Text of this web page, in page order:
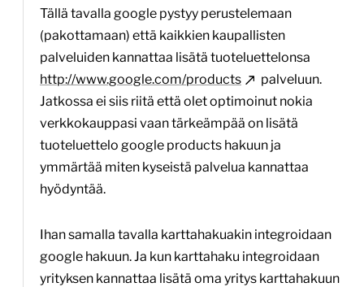
Tällä tavalla google pystyy perustelemaan
(pakottamaan) että kaikkien kaupallisten
palveluiden kannattaa lisätä tuoteluettelonsa
http://www.google.com/products
palveluun.
Jatkossa ei siis riitä että olet optimoinut nokia
verkkokauppasi vaan tärkeämpää on lisätä
tuoteluettelo google products hakuun ja
ymmärtää miten kyseistä palvelua kannattaa
hyödyntää.
Ihan samalla tavalla karttahakuakin integroidaan
google hakuun. Ja kun karttahaku integroidaan
yrityksen kannattaa lisätä oma yritys karttahakuun